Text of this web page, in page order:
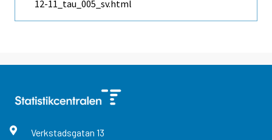
12-11_tau_005_sv.html
Verkstadsgatan 13